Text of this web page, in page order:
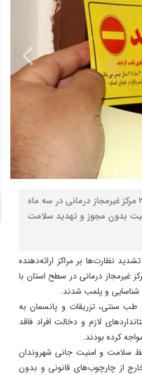
نصر: معاون درمان دانشگاه علوم پزشکی تبریز از پلمب ۲۶ مرکز غیرمجاز درمانی در سه ماه
بدون مجوز و تهدید سلامت
نظارت‌ها بر مراکز ارائه‌دهنده
درمانی اظهار کرد: در سه ماه نخست سال جاری، ۲۶ مرکز غیرمجاز درمانی در سطح استان با
شناسایی و پلمب شدند.
طب سنتی، تزریقات و پانسمان به
لازم و دخالت افراد فاقد
کرده بودند.
سلامت و امنیت جانی شهروندان
از چارچوب‌های قانونی و بدون